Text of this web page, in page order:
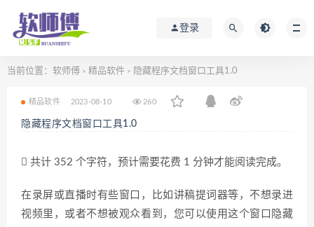
登录
当前位置： 软师傅 > 精品软件 > 隐藏程序文档窗口工具1.0
精品软件 2023-08-10 260
隐藏程序文档窗口工具1.0
共计 352 个字符，预计需要花费 1 分钟才能阅读完成。
在录屏或直播时有些窗口，比如讲稿提词器等，不想录进
视频里，或者不想被观众看到，您可以使用这个窗口隐藏